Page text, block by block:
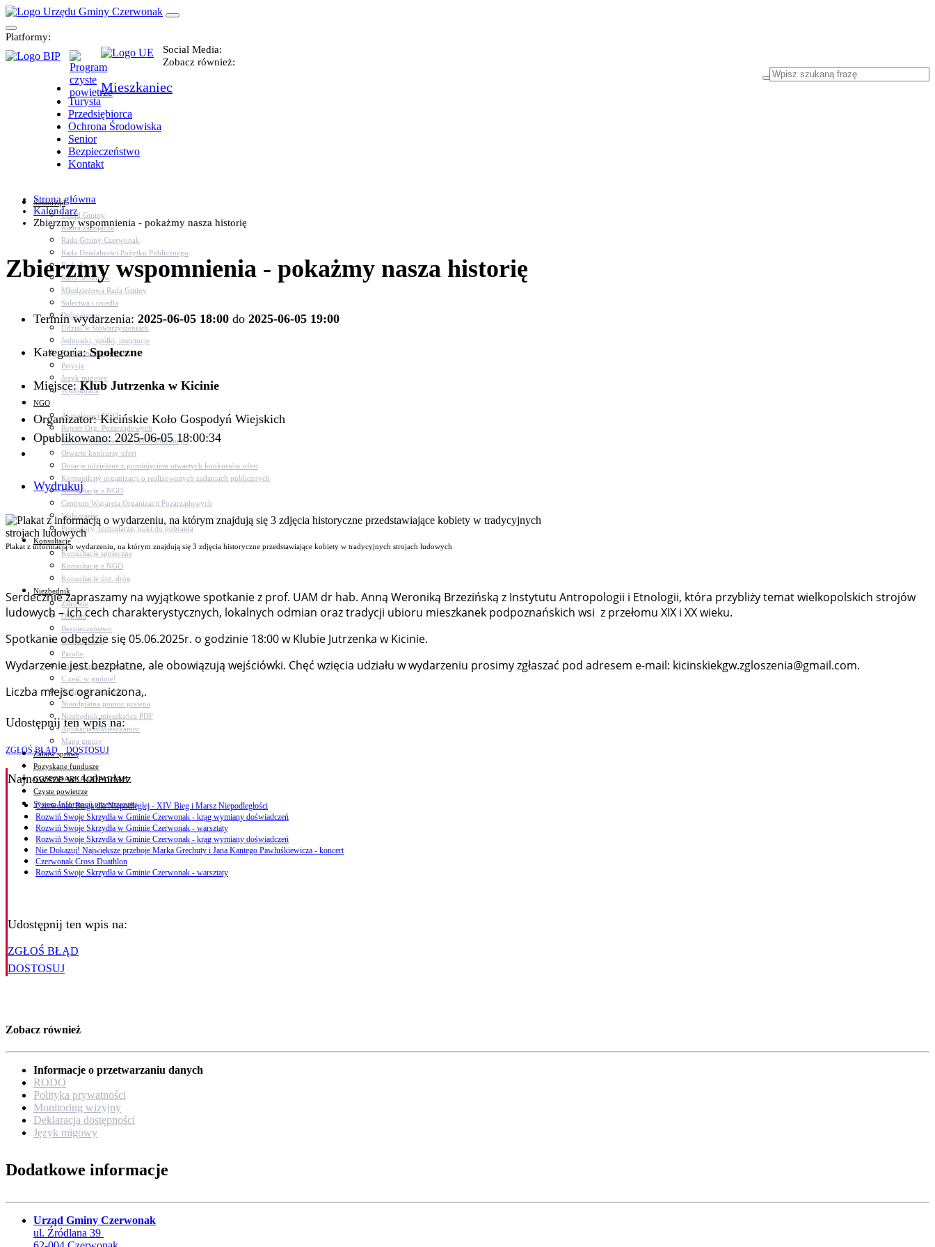
Platformy:
Social Media:
Zobacz również:
Mieszkaniec
Turysta
Przedsiębiorca
Ochrona Środowiska
Senior
Bezpieczeństwo
Kontakt
Samorząd
Urząd Gminy
Kadra zarządcza
Rada Gminy Czerwonak
Rada Działalności Pożytku Publicznego
Rada Sportu
Rada Seniorów
Młodzieżowa Rada Gminy
Sołectwa i osiedla
Dokumenty
Udział w Stowarzyszeniach
Jednostki, spółki, instytucje
Zasłużeni dla gminy
Petycje
Język migowy
Współpraca
NGO
Aktualności NGO
Rejestr Org. Pozarządowych
Rada Działalności Pożytku Publicznego
Otwarte konkursy ofert
Dotacje udzielone z pominięciem otwartych konkursów ofert
Komunikaty organizacji o realizowanych zadaniach publicznych
Konsultacje z NGO
Centrum Wsparcia Organizacji Pozarządowych
Wolontariat
Procedury, formularze, pliki do pobrania
Konsultacje
Konsultacje społeczne
Konsultacje z NGO
Konsultacje dot. dróg
Niezbędnik
Zdrowie
Oświata
Bezpieczeństwo
Komunikacja
Parafie
Zarządzanie kryzysowe
C.ześć w gminie!
Budżet obywatelski
Nieodpłatna pomoc prawna
Niezbędnik mieszkańca PDF
Aplikacja mMieszkaniec
Mapa gminy
Załatw sprawę
Pozyskane fundusze
GOSPODARKA ODPADAMI
Czyste powietrze
System Informacji przestrzennej
Strona główna
Kalendarz
Zbierzmy wspomnienia - pokażmy nasza historię
Zbierzmy wspomnienia - pokażmy nasza historię
Termin wydarzenia: 2025-06-05 18:00 do 2025-06-05 19:00
Kategoria:Społeczne
Miejsce:Klub Jutrzenka w Kicinie
Organizator: Kicińskie Koło Gospodyń Wiejskich
Opublikowano: 2025-06-05 18:00:34
Wydrukuj
Plakat z informacją o wydarzeniu, na którym znajdują się 3 zdjęcia historyczne przedstawiające kobiety w tradycyjnych strojach ludowych
Serdecznie zapraszamy na wyjątkowe spotkanie z prof. UAM dr hab. Anną Weroniką Brzezińską z Instytutu Antropologii i Etnologii, która przybliży temat wielkopolskich strojów
ludowych – ich cech charakterystycznych, lokalnych odmian oraz tradycji ubioru mieszkanek podpoznańskich wsi z przełomu XIX i XX wieku.
Spotkanie odbędzie się 05.06.2025r. o godzinie 18:00 w Klubie Jutrzenka w Kicinie.
Wydarzenie jest bezpłatne, ale obowiązują wejściówki. Chęć wzięcia udziału w wydarzeniu prosimy zgłaszać pod adresem e-mail: kicinskiekgw.zgloszenia@gmail.com.
Liczba miejsc ograniczona,.
Udostępnij ten wpis na:
ZGŁOŚ BŁĄD DOSTOSUJ
Najnowszew: kalendarz
Czerwonak Biega dla Niepodległej - XIV Bieg i Marsz Niepodległości
Rozwiń Swoje Skrzydła w Gminie Czerwonak - krąg wymiany doświadczeń
Rozwiń Swoje Skrzydła w Gminie Czerwonak - warsztaty
Rozwiń Swoje Skrzydła w Gminie Czerwonak - krąg wymiany doświadczeń
Nie Dokazuj! Największe przeboje Marka Grechuty i Jana Kantego Pawluśkiewicza - koncert
Czerwonak Cross Duathlon
Rozwiń Swoje Skrzydła w Gminie Czerwonak - warsztaty
Udostępnij ten wpis na:
ZGŁOŚ BŁĄD
DOSTOSUJ
Zobacz również
Informacje o przetwarzaniu danych
RODO
Polityka prywatności
Monitoring wizyjny
Deklaracja dostępności
Język migowy
Dodatkowe informacje
Urząd Gminy Czerwonak
ul. Źródlana 39